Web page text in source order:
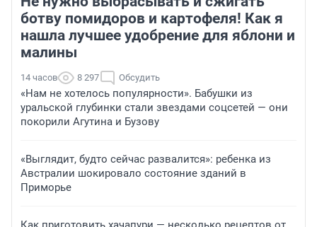
ботву помидоров и картофеля! Как я
нашла лучшее удобрение для яблони и
малины
14 часов 8 297 Обсудить
«Нам не хотелось популярности». Бабушки из
уральской глубинки стали звездами соцсетей — они
покорили Агутина и Бузову
«Выглядит, будто сейчас развалится»: ребенка из
Австралии шокировало состояние зданий в
Приморье